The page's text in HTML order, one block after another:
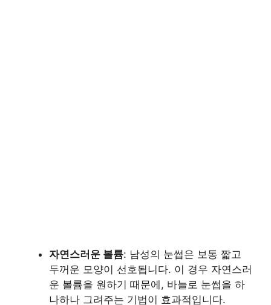
자연스러운 볼륨: 남성의 눈썹은 보통 짧고
두꺼운 모양이 선호됩니다. 이 경우 자연스러
운 볼륨을 원하기 때문에, 바늘로 눈썹을 하
나하나 그려주는 기법이 효과적입니다.